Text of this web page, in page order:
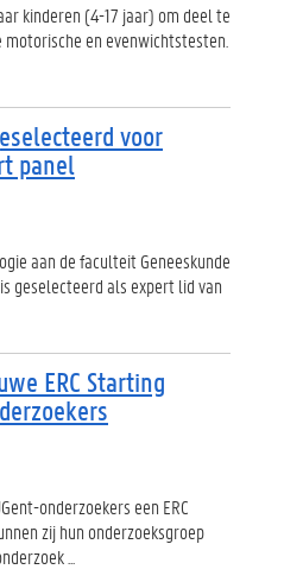
kinderen (4-17 jaar) om deel te
en evenwichtstesten.
voor
panel
aan de faculteit Geneeskunde
geselecteerd als expert lid van
ERC Starting
onderzoekers een ERC
zij hun onderzoeksgroep
...